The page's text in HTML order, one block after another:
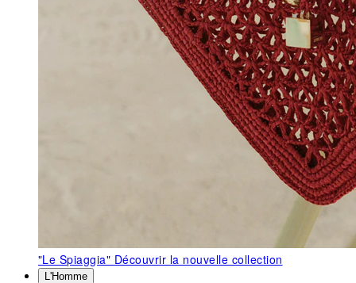
"Le Spiaggia" Découvrir la nouvelle collection
L'Homme